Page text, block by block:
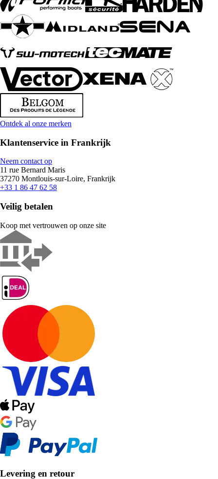
Ontdek al onze merken
Klantenservice in Frankrijk
Neem contact op
11 rue Bernard Maris
37270 Montlouis-sur-Loire, Frankrijk
+33 1 86 47 62 58
Veilig betalen
Koop met vertrouwen op onze site
Levering en retour